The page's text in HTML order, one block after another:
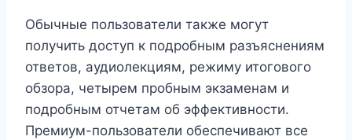
Обычные пользователи также могут
получить доступ к подробным разъяснениям
ответов, аудиолекциям, режиму итогового
обзора, четырем пробным экзаменам и
подробным отчетам об эффективности.
Премиум-пользователи обеспечивают все